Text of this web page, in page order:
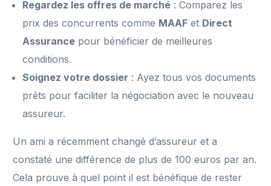
Regardez les offres de marché : Comparez les
prix des concurrents comme MAAF et Direct
Assurance pour bénéficier de meilleures
conditions.
Soignez votre dossier : Ayez tous vos documents
prêts pour faciliter la négociation avec le nouveau
assureur.
Un ami a récemment changé d’assureur et a
constaté une différence de plus de 100 euros par an.
Cela prouve à quel point il est bénéfique de rester